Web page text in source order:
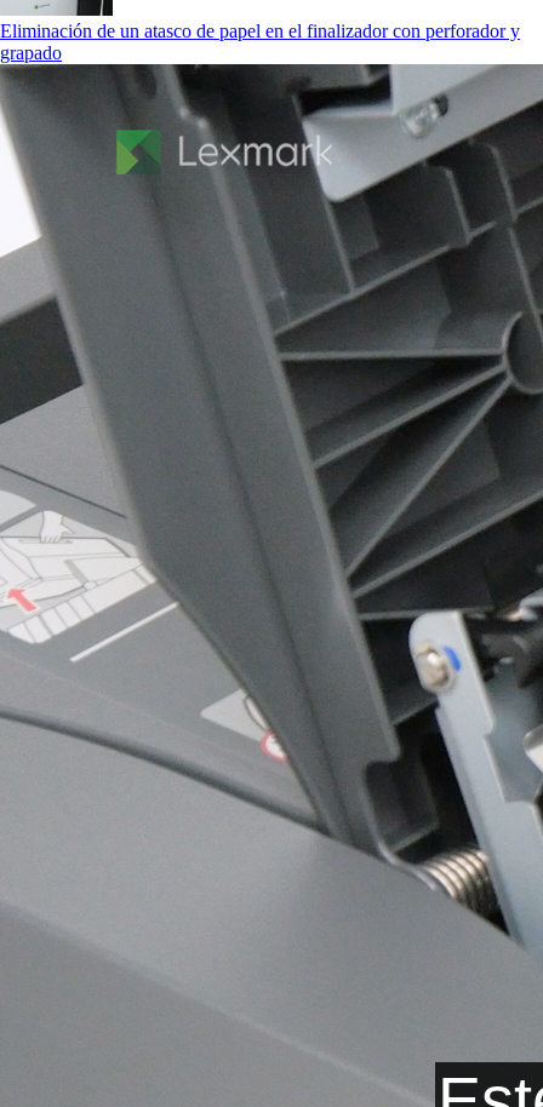
Eliminación de un atasco de papel en el finalizador con perforador y
grapado